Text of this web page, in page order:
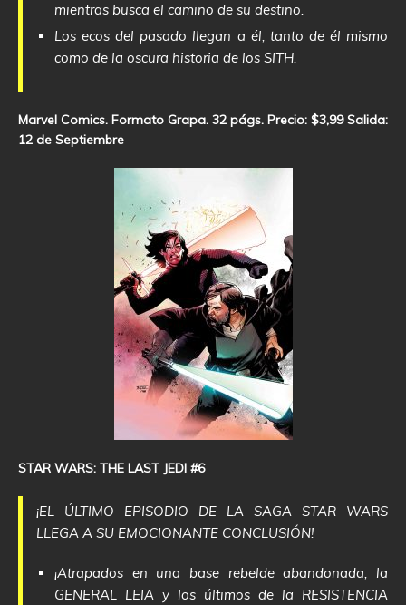
mientras busca el camino de su destino.
Los ecos del pasado llegan a él, tanto de él mismo
como de la oscura historia de los SITH.
Marvel Comics. Formato Grapa. 32 págs. Precio: $3,99 Salida:
12 de Septiembre
STAR WARS: THE LAST JEDI #6
¡EL ÚLTIMO EPISODIO DE LA SAGA STAR WARS
LLEGA A SU EMOCIONANTE CONCLUSIÓN!
¡Atrapados en una base rebelde abandonada, la
GENERAL LEIA y los últimos de la RESISTENCIA